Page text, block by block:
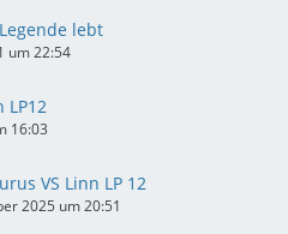
lebt
um 22:54
LP12
16:03
VS Linn LP 12
2025 um 20:51